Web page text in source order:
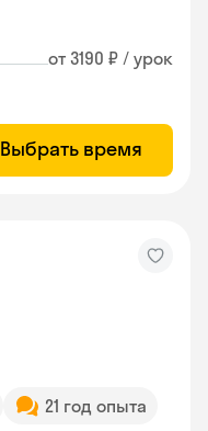
от 3190 ₽ / урок
Выбрать время
21 год опыта